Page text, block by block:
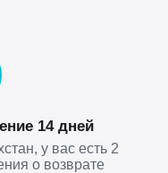
14 дней
у вас есть 2
о возврате